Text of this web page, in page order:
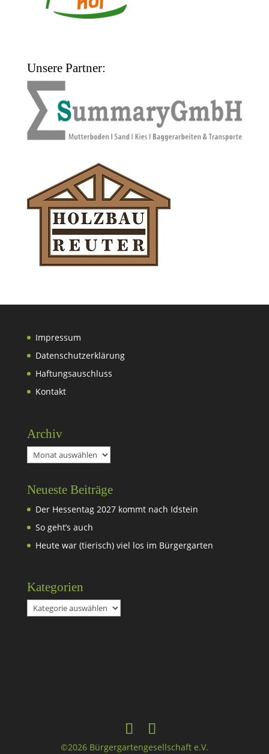
Unsere Partner:
Impressum
Datenschutzerklärung
Haftungsauschluss
Kontakt
Archiv
Archiv
Neueste Beiträge
Der Hessentag 2027 kommt nach Idstein
So geht’s auch
Heute war (tierisch) viel los im Bürgergarten
Kategorien
Kategorien
©2026 Bürgergartengesellschaft e.V.